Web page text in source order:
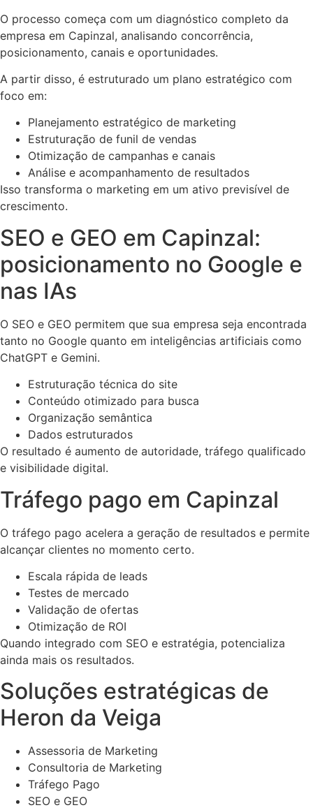
O processo começa com um diagnóstico completo da
empresa em Capinzal, analisando concorrência,
posicionamento, canais e oportunidades.
A partir disso, é estruturado um plano estratégico com
foco em:
Planejamento estratégico de marketing
Estruturação de funil de vendas
Otimização de campanhas e canais
Análise e acompanhamento de resultados
Isso transforma o marketing em um ativo previsível de
crescimento.
SEO e GEO em Capinzal:
posicionamento no Google e
nas IAs
O SEO e GEO permitem que sua empresa seja encontrada
tanto no Google quanto em inteligências artificiais como
ChatGPT e Gemini.
Estruturação técnica do site
Conteúdo otimizado para busca
Organização semântica
Dados estruturados
O resultado é aumento de autoridade, tráfego qualificado
e visibilidade digital.
Tráfego pago em Capinzal
O tráfego pago acelera a geração de resultados e permite
alcançar clientes no momento certo.
Escala rápida de leads
Testes de mercado
Validação de ofertas
Otimização de ROI
Quando integrado com SEO e estratégia, potencializa
ainda mais os resultados.
Soluções estratégicas de
Heron da Veiga
Assessoria de Marketing
Consultoria de Marketing
Tráfego Pago
SEO e GEO